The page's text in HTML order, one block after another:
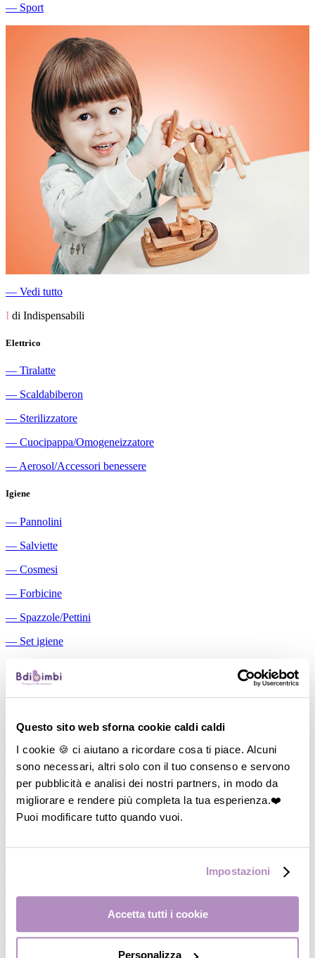
Questo sito web sforna cookie caldi caldi
I cookie 🍪 ci aiutano a ricordare cosa ti piace. Alcuni
sono necessari, altri solo con il tuo consenso e servono
per pubblicità e analisi dei nostri partners, in modo da
migliorare e rendere più completa la tua esperienza.❤️
Puoi modificare tutto quando vuoi.
Impostazioni
Accetta tutti i cookie
Personalizza
― Sport
― Vedi tutto
I di Indispensabili
Elettrico
― Tiralatte
― Scaldabiberon
― Sterilizzatore
― Cuocipappa/Omogeneizzatore
― Aerosol/Accessori benessere
Igiene
― Pannolini
― Salviette
― Cosmesi
― Forbicine
― Spazzole/Pettini
― Set igiene
Aspiratori nasali manuali
―
Cuscini allattamento
―Biberon
―
Tettarelle
―Succhietti
Conservalatte Materno
―Massaggiagengive